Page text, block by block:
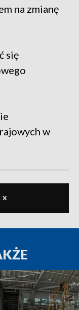
na zmianę
się
w
X